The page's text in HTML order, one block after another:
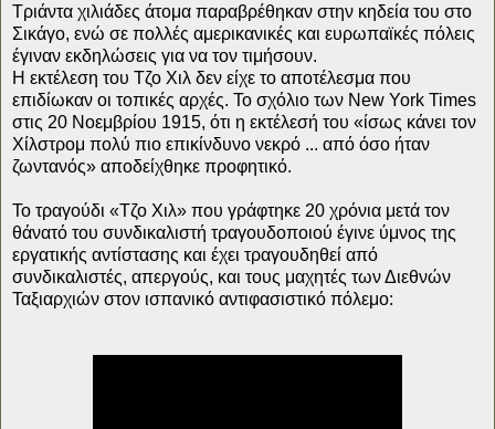
Τριάντα χιλιάδες άτομα παραβρέθηκαν στην κηδεία του στο
Σικάγο, ενώ σε πολλές αμερικανικές και ευρωπαϊκές πόλεις
έγιναν εκδηλώσεις για να τον τιμήσουν.
Η εκτέλεση του Τζο Χιλ δεν είχε το αποτέλεσμα που
επιδίωκαν οι τοπικές αρχές. Το σχόλιο των New York Times
στις 20 Νοεμβρίου 1915, ότι η εκτέλεσή του «ίσως κάνει τον
Χίλστρομ πολύ πιο επικίνδυνο νεκρό ... από όσο ήταν
ζωντανός» αποδείχθηκε προφητικό.
Το τραγούδι «Τζο Χιλ» που γράφτηκε 20 χρόνια μετά τον
θάνατό του συνδικαλιστή τραγουδοποιού έγινε ύμνος της
εργατικής αντίστασης και έχει τραγουδηθεί από
συνδικαλιστές, απεργούς, και τους μαχητές των Διεθνών
Ταξιαρχιών στον ισπανικό αντιφασιστικό πόλεμο: